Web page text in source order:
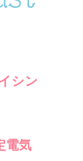
シン
電気